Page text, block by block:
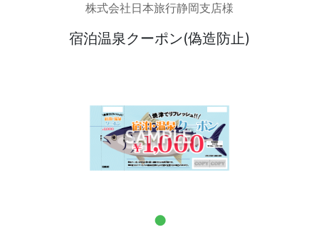
発送代行・全国流通（ロジスティクス）
デジタルコンテンツ制作・撮影・その他
社員ブログ
お問合せ
株式会社日本旅行静岡支店様
宿泊温泉クーポン(偽造防止)